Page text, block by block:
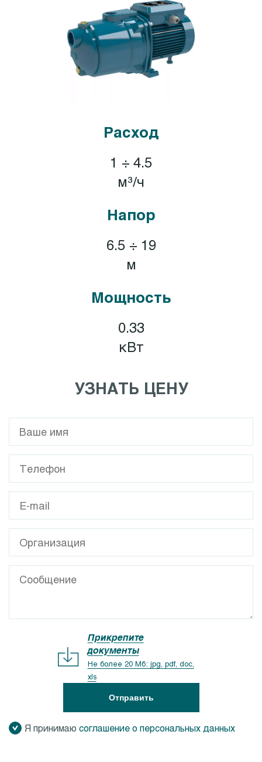
Расход
1 ÷ 4.5
м³/ч
Напор
6.5 ÷ 19
м
Мощность
0.33
кВт
УЗНАТЬ ЦЕНУ
Прикрепите
документы
Не более 20 Мб: jpg, pdf, doc,
xls
Отправить
Я принимаю соглашение о персональных данных